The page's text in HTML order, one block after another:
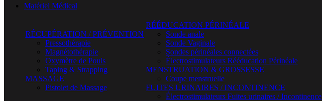
Matériel Médical
RÉCUPÉRATION / PRÉVENTION
Pressothérapie
Magnétothérapie
Oxymètre de Pouls
Taping & Strapping
MASSAGE
Pistolet de Massage
RÉÉDUCATION PÉRINÉALE
Sonde anale
Sonde Vaginale
Sondes périnéales connectées
Électrostimulateurs Rééducation Périnéale
MENSTRUATION & GROSSESSE
Coupe menstruelle
FUITES URINAIRES / INCONTINENCE
Électrostimulateurs Fuites urinaires / Incontinence